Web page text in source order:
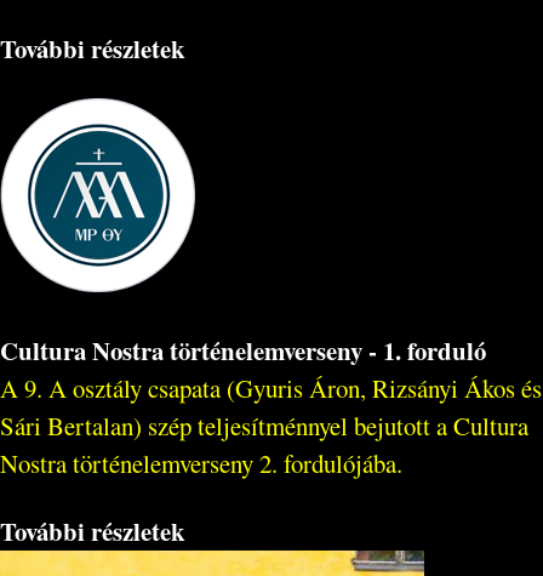
További részletek
Cultura Nostra történelemverseny - 1. forduló
A 9. A osztály csapata (Gyuris Áron, Rizsányi Ákos és
Sári Bertalan) szép teljesítménnyel bejutott a Cultura
Nostra történelemverseny 2. fordulójába.
További részletek